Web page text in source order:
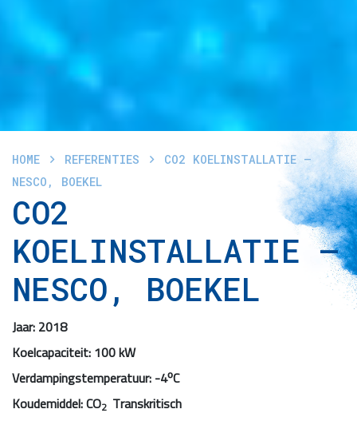
HOME REFERENTIES
CO2 KOELINSTALLATIE –
NESCO, BOEKEL
CO2
KOELINSTALLATIE –
NESCO, BOEKEL
Jaar: 2018
Koelcapaciteit: 100 kW
Verdampingstemperatuur: -4⁰C
Koudemiddel: CO2 Transkritisch